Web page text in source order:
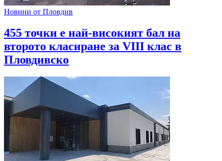
Новини от Пловдив
455 точки е най-високият бал на
второто класиране за VIII клас в
Пловдивско